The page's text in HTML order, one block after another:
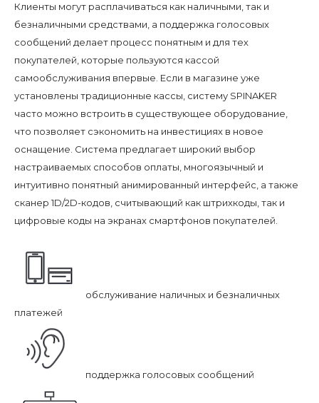
Клиенты могут расплачиваться как наличными, так и
безналичными средствами, а поддержка голосовых
сообщений делает процесс понятным и для тех
покупателей, которые пользуются кассой
самообслуживания впервые. Если в магазине уже
установлены традиционные кассы, систему SPINAKER
часто можно встроить в существующее оборудование,
что позволяет сэкономить на инвестициях в новое
оснащение. Система предлагает широкий выбор
настраиваемых способов оплаты, многоязычный и
интуитивно понятный анимированный интерфейс, а также
сканер 1D/2D-кодов, считывающий как штрихкоды, так и
цифровые коды на экранах смартфонов покупателей.
обслуживание наличных и безналичных
платежей
поддержка голосовых сообщений